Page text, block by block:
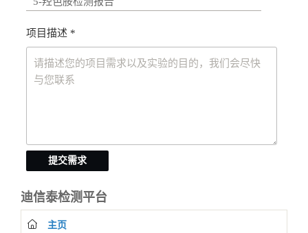
迪信泰检测平台
主页
项目描述 *
提交需求